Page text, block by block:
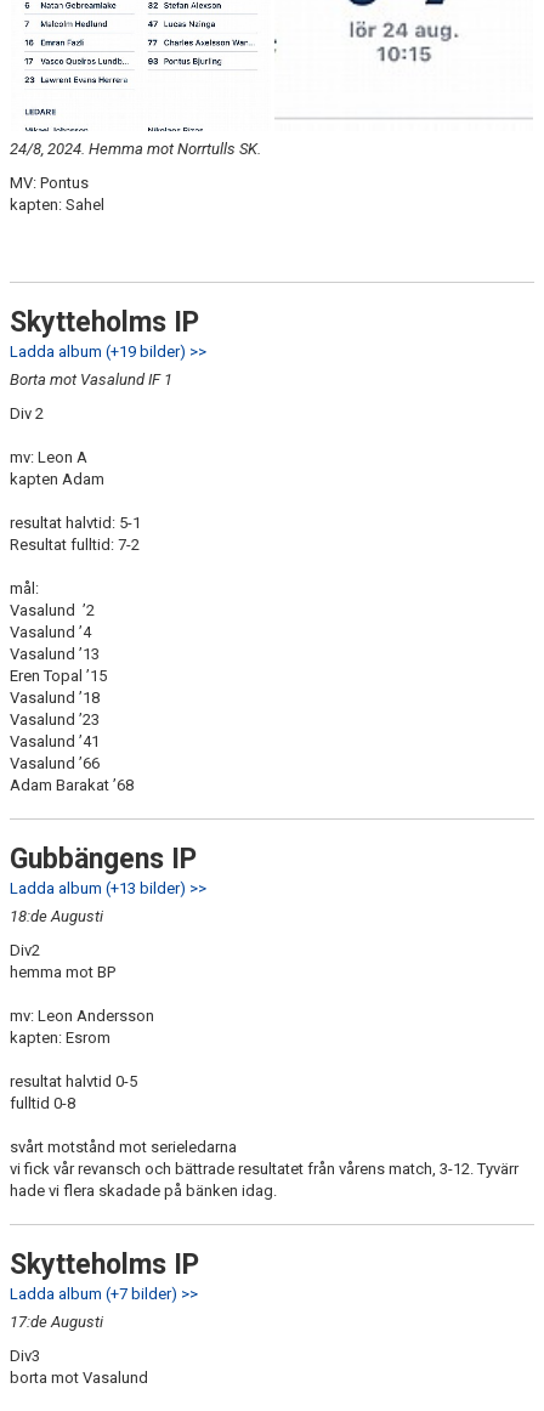
24/8, 2024. Hemma mot Norrtulls SK.
MV: Pontus
kapten: Sahel
Skytteholms IP
Ladda album (+19 bilder) >>
Borta mot Vasalund IF 1
Div 2
mv: Leon A
kapten Adam
resultat halvtid: 5-1
Resultat fulltid: 7-2
mål:
Vasalund ’2
Vasalund ’4
Vasalund ’13
Eren Topal ’15
Vasalund ’18
Vasalund ’23
Vasalund ’41
Vasalund ’66
Adam Barakat ’68
Gubbängens IP
Ladda album (+13 bilder) >>
18:de Augusti
Div2
hemma mot BP
mv: Leon Andersson
kapten: Esrom
resultat halvtid 0-5
fulltid 0-8
svårt motstånd mot serieledarna
vi fick vår revansch och bättrade resultatet från vårens match, 3-12. Tyvärr
hade vi flera skadade på bänken idag.
Skytteholms IP
Ladda album (+7 bilder) >>
17:de Augusti
Div3
borta mot Vasalund